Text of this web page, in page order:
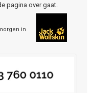
pagina over gaat.
in